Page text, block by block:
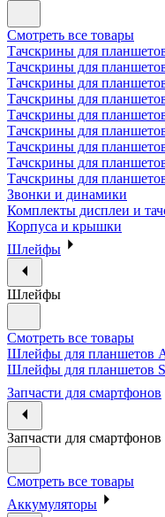
Смотреть все товары
Тачскрины для
Тачскрины для
Тачскрины для
Тачскрины для
Тачскрины для
Тачскрины для
Тачскрины для
Тачскрины для
Тачскрины для
Звонки и динамики
Комплекты дисплеи и
Корпуса и крышки
Шлейфы
Шлейфы
Смотреть все товары
Шлейфы для планшетов
Шлейфы для планшетов
Запчасти для смартфонов
Запчасти для смартфонов
Смотреть все товары
Аккумуляторы